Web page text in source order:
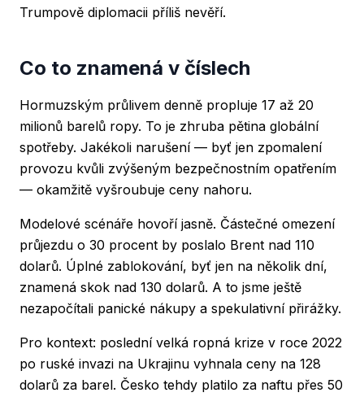
Trumpově diplomacii příliš nevěří.
Co to znamená v číslech
Hormuzským průlivem denně propluje 17 až 20
milionů barelů ropy. To je zhruba pětina globální
spotřeby. Jakékoli narušení — byť jen zpomalení
provozu kvůli zvýšeným bezpečnostním opatřením
— okamžitě vyšroubuje ceny nahoru.
Modelové scénáře hovoří jasně. Částečné omezení
průjezdu o 30 procent by poslalo Brent nad 110
dolarů. Úplné zablokování, byť jen na několik dní,
znamená skok nad 130 dolarů. A to jsme ještě
nezapočítali panické nákupy a spekulativní přirážky.
Pro kontext: poslední velká ropná krize v roce 2022
po ruské invazi na Ukrajinu vyhnala ceny na 128
dolarů za barel. Česko tehdy platilo za naftu přes 50